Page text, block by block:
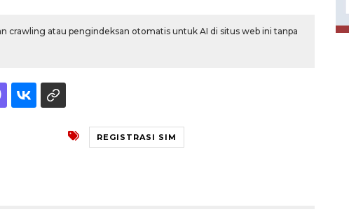
crawling atau pengindeksan otomatis untuk AI di situs web ini tanpa
REGISTRASI SIM